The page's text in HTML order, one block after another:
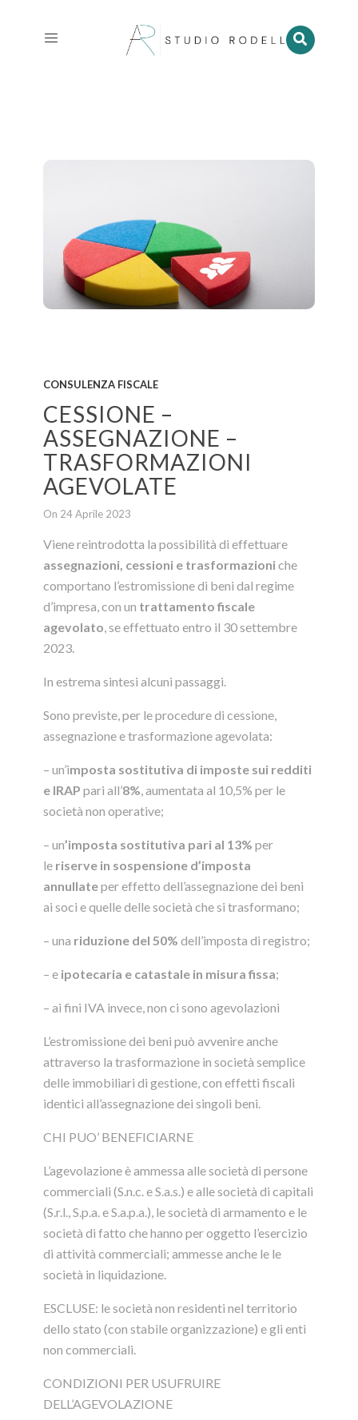
CONSULENZA FISCALE
CESSIONE –
ASSEGNAZIONE –
TRASFORMAZIONI
AGEVOLATE
On 24 Aprile 2023
Viene reintrodotta la possibilità di effettuare
assegnazioni, cessioni e trasformazioniche
comportano l’estromissione di beni dal regime
d’impresa, con un trattamento fiscale
agevolato, se effettuato entro il 30 settembre
2023.
In estrema sintesi alcuni passaggi.
Sono previste, per le procedure di cessione,
assegnazione e trasformazione agevolata:
– un’imposta sostitutiva di imposte sui redditi
e IRAP pari all’8%, aumentata al 10,5% per le
società non operative;
– un’imposta sostitutiva pari al 13% per
le riserve in sospensione d’imposta
annullateper effetto dell’assegnazione dei beni
ai soci e quelle delle società che si trasformano;
– una riduzione del 50% dell’imposta di registro;
– e ipotecaria e catastale in misura fissa;
– ai fini IVA invece, non ci sono agevolazioni
L’estromissione dei beni può avvenire anche
attraverso la trasformazione in società semplice
delle immobiliari di gestione, con effetti fiscali
identici all’assegnazione dei singoli beni.
CHI PUO’ BENEFICIARNE
L’agevolazione è ammessa alle società di persone
commerciali (S.n.c. e S.a.s.) e alle società di capitali
(S.r.l., S.p.a. e S.a.p.a.), le società di armamento e le
società di fatto che hanno per oggetto l’esercizio
di attività commerciali; ammesse anche le le
società in liquidazione.
ESCLUSE: le società non residenti nel territorio
dello stato (con stabile organizzazione) e gli enti
non commerciali.
CONDIZIONI PER USUFRUIRE
DELL’AGEVOLAZIONE